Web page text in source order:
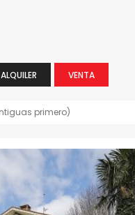
ALQUILER VENTA
primero)